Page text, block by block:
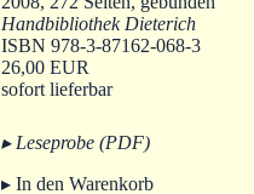
Handbibliothek Dieterich
ISBN 978-3-87162-068-3
26,00 EUR
sofort lieferbar
▸ Leseprobe (PDF)
▸ In den Warenkorb